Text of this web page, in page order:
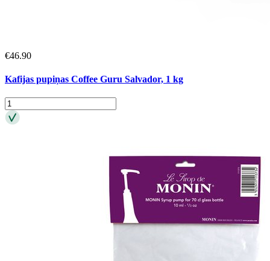
€46.90
Kafijas pupiņas Coffee Guru Salvador, 1 kg